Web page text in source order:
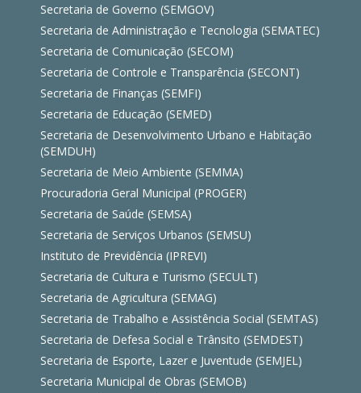
Secretaria de Governo (SEMGOV)
Secretaria de Administração e Tecnologia (SEMATEC)
Secretaria de Comunicação (SECOM)
Secretaria de Controle e Transparência (SECONT)
Secretaria de Finanças (SEMFI)
Secretaria de Educação (SEMED)
Secretaria de Desenvolvimento Urbano e Habitação
(SEMDUH)
Secretaria de Meio Ambiente (SEMMA)
Procuradoria Geral Municipal (PROGER)
Secretaria de Saúde (SEMSA)
Secretaria de Serviços Urbanos (SEMSU)
Instituto de Previdência (IPREVI)
Secretaria de Cultura e Turismo (SECULT)
Secretaria de Agricultura (SEMAG)
Secretaria de Trabalho e Assistência Social (SEMTAS)
Secretaria de Defesa Social e Trânsito (SEMDEST)
Secretaria de Esporte, Lazer e Juventude (SEMJEL)
Secretaria Municipal de Obras (SEMOB)